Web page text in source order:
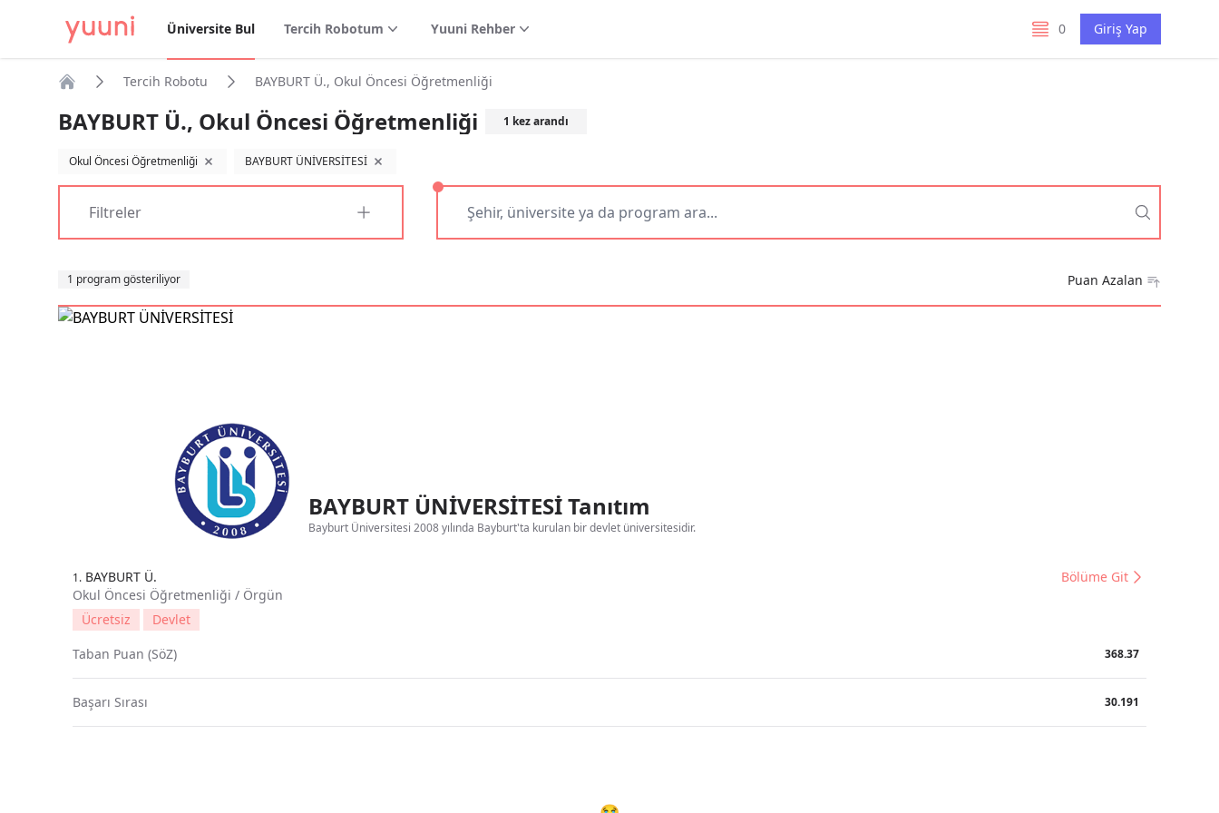
Üniversite Bul Tercih Robotum Yuuni Rehber 0
listelerim Giriş Yap
Tercih Robotu BAYBURT Ü., Okul Öncesi Öğretmenliği
BAYBURT Ü., Okul Öncesi Öğretmenliği 1 kez arandı
Okul Öncesi Öğretmenliği filtreyi kaldırBAYBURT ÜNİVERSİTESİ filtreyi kaldır
Filtreler
1 program gösteriliyor Puan Azalan
BAYBURT ÜNİVERSİTESİ Tanıtım
Bayburt Üniversitesi 2008 yılında Bayburt'ta kurulan bir devlet üniversitesidir.
1. BAYBURT Ü.
Okul Öncesi Öğretmenliği / Örgün
Bölüme Git
Ücretsiz
Devlet
Taban Puan (SöZ)
368.37
Başarı Sırası 30.191